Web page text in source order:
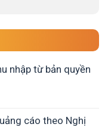
nhập từ bản quyền
cáo theo Nghị